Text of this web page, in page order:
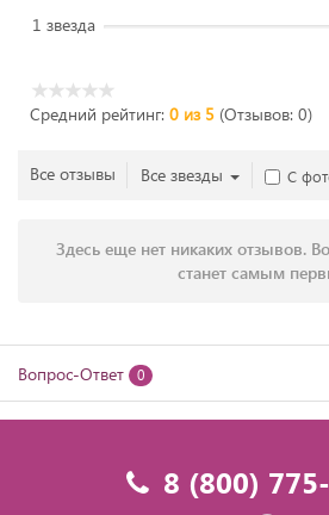
1 звезда
Средний рейтинг: 0 из 5 (Отзывов: 0)
Все отзывы Все звезды С
Здесь еще нет никаких отзывов.
станет самым
Вопрос-Ответ 0
8 (800)